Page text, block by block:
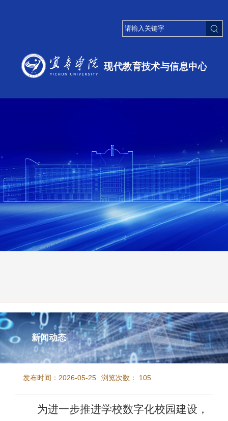
新闻动态
我中心到兄弟高校学习考察
发布时间：2026-05-25 浏览次数： 105
为进一步推进学校数字化校园建设，